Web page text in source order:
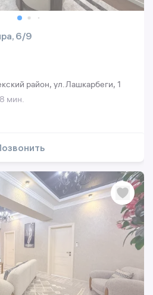
6/9
район, ул.Лашкарбеги, 1
8 мин.